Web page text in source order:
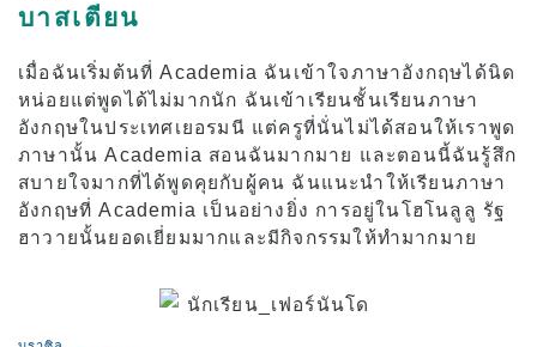
บาสเตียน
เมื่อฉันเริ่มต้นที่ Academia ฉันเข้าใจภาษาอังกฤษได้นิด
หน่อยแต่พูดได้ไม่มากนัก ฉันเข้าเรียนชั้นเรียนภาษา
อังกฤษในประเทศเยอรมนี แต่ครูที่นั่นไม่ได้สอนให้เราพูด
ภาษานั้น Academia สอนฉันมากมาย และตอนนี้ฉันรู้สึก
สบายใจมากที่ได้พูดคุยกับผู้คน ฉันแนะนำให้เรียนภาษา
อังกฤษที่ Academia เป็นอย่างยิ่ง การอยู่ในโฮโนลูลู รัฐ
ฮาวายนั้นยอดเยี่ยมมากและมีกิจกรรมให้ทำมากมาย